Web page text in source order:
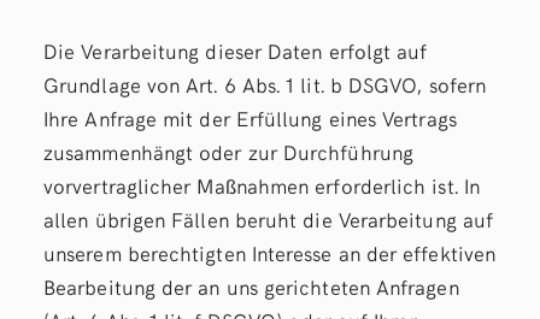
Die Verarbeitung dieser Daten erfolgt auf
Grundlage von Art. 6 Abs. 1 lit. b DSGVO, sofern
Ihre Anfrage mit der Erfüllung eines Vertrags
zusammenhängt oder zur Durchführung
vorvertraglicher Maßnahmen erforderlich ist. In
allen übrigen Fällen beruht die Verarbeitung auf
unserem berechtigten Interesse an der effektiven
Bearbeitung der an uns gerichteten Anfragen